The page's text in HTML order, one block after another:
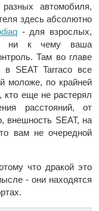
автомобиля,
здесь абсолютно
- для взрослых,
ни к чему ваша
Там во главе
в SEAT Tarraco все
моложе, по крайней
еще не растерял
расстояний, от
внешность SEAT, на
вам не очередной
что дракой это
- они находятся